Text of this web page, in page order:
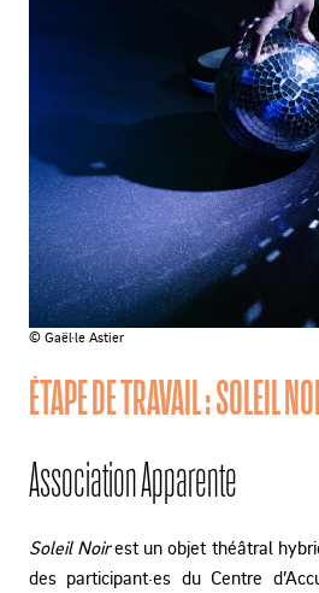
© Gaël·le Astier
ÉTAPE DE TRAVAIL : SOLEIL
Association Apparente
Soleil Noirest un objet théâtral
des participant·es du Centre